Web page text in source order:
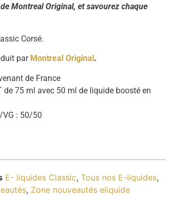
Montreal Original, et savourez chaque
Corsé.
par Montreal Original.
de France
de 75 ml avec 50 ml de liquide boosté en
VG : 50/50
E- liquides Classic,Tous nos E-liquides,
, Zone nouveautés eliquide